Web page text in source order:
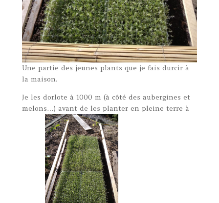
Une partie des jeunes plants que je fais durcir à
la maison.
Je les dorlote à 1000 m (à côté des aubergines et
melons…) avant de les planter en pleine terre à